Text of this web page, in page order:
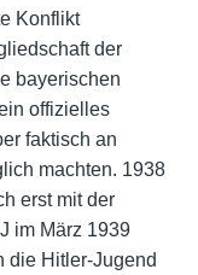
Konflikt
der
bayerischen
offizielles
faktisch an
machten. 1938
erst mit der
im März 1939
die Hitler-Jugend